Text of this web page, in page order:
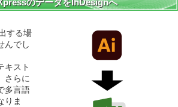
のデータをInDesignへ
する場
んでし
キスト
さらに
多言語
りま